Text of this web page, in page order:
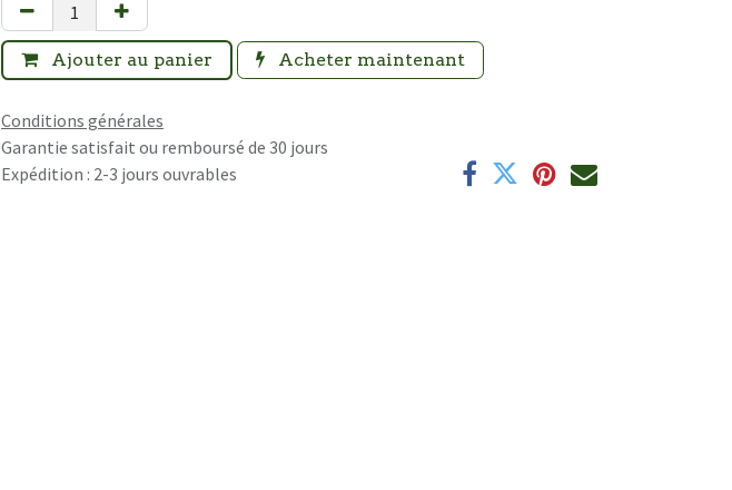
Ajouter au panier Acheter maintenant
Conditions générales
Garantie satisfait ou remboursé de 30 jours
Expédition : 2-3 jours ouvrables